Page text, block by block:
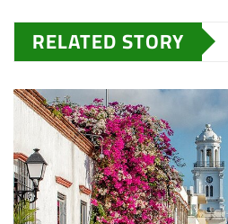
RELATED STORY